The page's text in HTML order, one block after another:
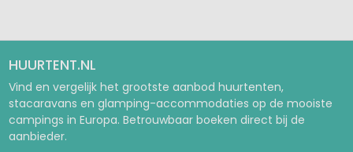
HUURTENT.NL
Vind en vergelijk het grootste aanbod huurtenten,
stacaravans en glamping-accommodaties op de mooiste
campings in Europa. Betrouwbaar boeken direct bij de
aanbieder.